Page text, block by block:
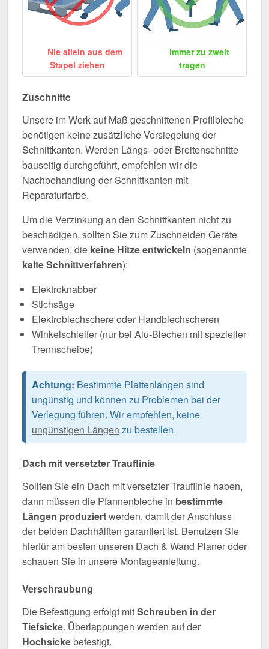
Nie allein aus dem
Stapel ziehen
Immer zu zweit
tragen
Zuschnitte
Unsere im Werk auf Maß geschnittenen Profilbleche
benötigen keine zusätzliche Versiegelung der
Schnittkanten. Werden Längs- oder Breitenschnitte
bauseitig durchgeführt, empfehlen wir die
Nachbehandlung der Schnittkanten mit
Reparaturfarbe.
Um die Verzinkung an den Schnittkanten nicht zu
beschädigen, sollten Sie zum Zuschneiden Geräte
verwenden, die keine Hitze entwickeln (sogenannte
kalte Schnittverfahren):
Elektroknabber
Stichsäge
Elektroblechschere oder Handblechscheren
Winkelschleifer (nur bei Alu-Blechen mit spezieller
Trennscheibe)
Achtung: Bestimmte Plattenlängen sind
ungünstig und können zu Problemen bei der
Verlegung führen. Wir empfehlen, keine
ungünstigen Längen zu bestellen.
Dach mit versetzter Trauflinie
Sollten Sie ein Dach mit versetzter Trauflinie haben,
dann müssen die Pfannenbleche in bestimmte
Längen produziertwerden, damit der Anschluss
der beiden Dachhälften garantiert ist. Benutzen Sie
hierfür am besten unseren Dach & Wand Planer oder
schauen Sie in unsere Montageanleitung.
Verschraubung
Die Befestigung erfolgt mitSchrauben in der
Tiefsicke. Überlappungen werden auf der
Hochsickebefestigt.